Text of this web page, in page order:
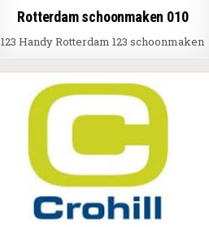
Rotterdam schoonmaken 010
123 Handy Rotterdam 123 schoonmaken